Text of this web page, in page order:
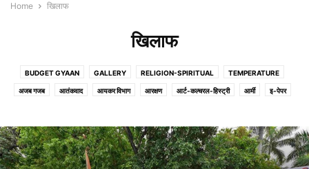
Home खिलाफ
खिलाफ
BUDGET GYAAN GALLERY RELIGION-SPIRITUAL TEMPERATURE
अजब गजब आतंकवाद आयकर विभाग आरक्षण आर्ट-कल्चरल-हिस्ट्री आर्मी इ-पेपर
कल्चरल कोर्ट क्राइम खबरों की खबर खाना खजाना खिलाफ चुनाव आयोग
जनप्रहरी एक्सप्रेस जनप्रहरी लेटेस्ट जलदाय जोक्स ज्योतिष टूरिज्म डेयरी
तीसरा मोर्चा दिवाली दुर्घटना-हादसे देश/विदेश धर्म-अध्यात्म परिवहन पीडब्ल्यूडी